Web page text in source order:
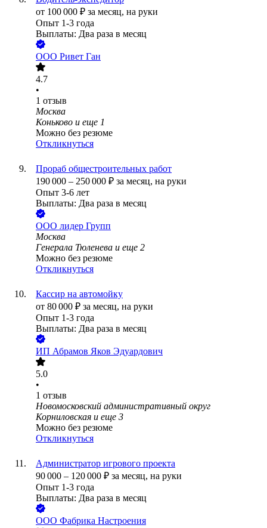
от 100 000 ₽ за месяц, на руки
Опыт 1-3 года
Выплаты: Два раза в месяц
ООО Ривет Ган
4.7
•
1 отзыв
Москва
Коньково и еще 1
Можно без резюме
Откликнуться
Прораб общестроительных работ
190 000 – 250 000 ₽ за месяц, на руки
Опыт 3-6 лет
Выплаты: Два раза в месяц
ООО лидер Групп
Москва
Генерала Тюленева и еще 2
Можно без резюме
Откликнуться
Кассир на автомойку
от 80 000 ₽ за месяц, на руки
Опыт 1-3 года
Выплаты: Два раза в месяц
ИП Абрамов Яков Эдуардович
5.0
•
1 отзыв
Новомосковский административный округ
Корниловская и еще 3
Можно без резюме
Откликнуться
Администратор игрового проекта
90 000 – 120 000 ₽ за месяц, на руки
Опыт 1-3 года
Выплаты: Два раза в месяц
ООО Фабрика Настроения